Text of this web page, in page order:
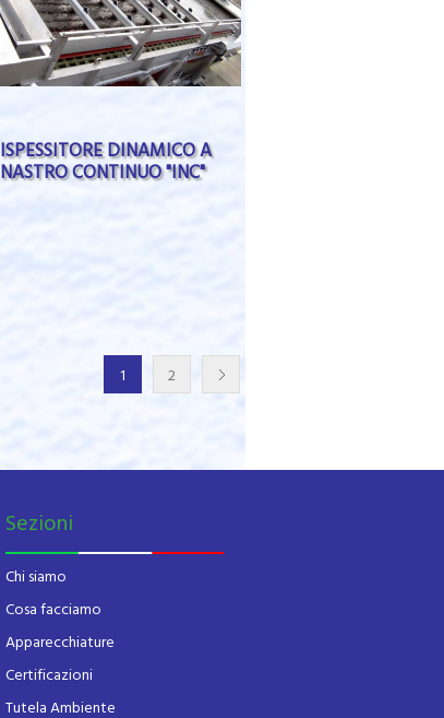
ISPESSITORE DINAMICO A
NASTRO CONTINUO "INC"
1 2
Sezioni
Chi siamo
Cosa facciamo
Apparecchiature
Certificazioni
Tutela Ambiente